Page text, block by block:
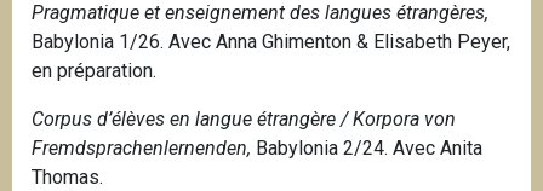
Pragmatique et enseignement des langues étrangères,
Babylonia 1/26. Avec Anna Ghimenton & Elisabeth Peyer,
en préparation.
Corpus d’élèves en langue étrangère / Korpora von
Fremdsprachenlernenden, Babylonia 2/24. Avec Anita
Thomas.